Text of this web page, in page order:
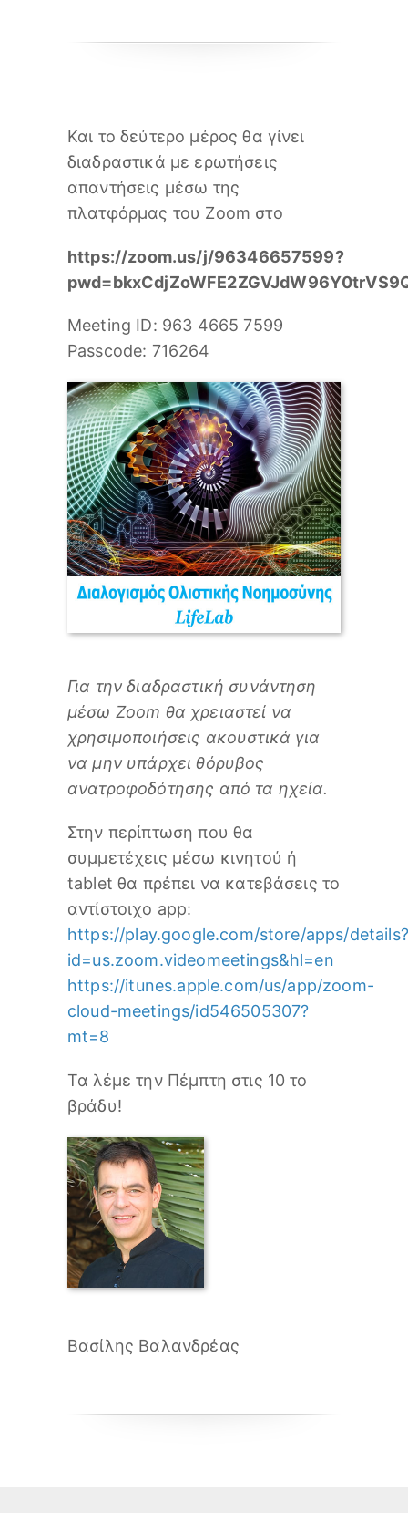
Και το δεύτερο μέρος θα γίνει
διαδραστικά με ερωτήσεις
απαντήσεις μέσω της
πλατφόρμας του Zoom στο
https://zoom.us/j/96346657599?
Meeting ID: 963 4665 7599
Passcode: 716264
Για την διαδραστική συνάντηση
μέσω Zoom θα χρειαστεί να
χρησιμοποιήσεις ακουστικά για
να μην υπάρχει θόρυβος
ανατροφοδότησης από τα ηχεία.
Στην περίπτωση που θα
συμμετέχεις μέσω κινητού ή
tablet θα πρέπει να κατεβάσεις το
αντίστοιχο app:
https://play.google.com/store/apps/details?
id=us.zoom.videomeetings&hl=en
https://itunes.apple.com/us/app/zoom-
cloud-meetings/id546505307?
mt=8
Τα λέμε την Πέμπτη στις 10 το
βράδυ!
Βασίλης Βαλανδρέας